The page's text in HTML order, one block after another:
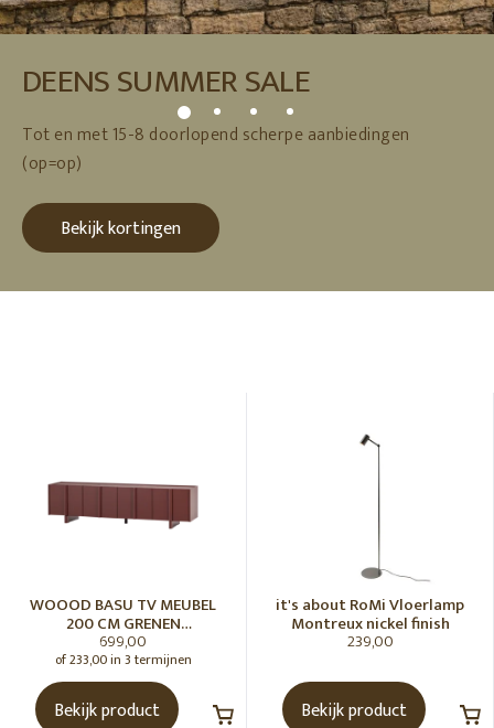
DEENS SUMMER SALE
Tot en met 15-8 doorlopend scherpe aanbiedingen
(op=op)
Bekijk kortingen
WOOOD BASU TV MEUBEL
200 CM GRENEN
BORDEAUXROOD [fsc]
699,00
of 233,00 in 3 termijnen
Bekijk product
it's about RoMi Vloerlamp
Montreux nickel finish
239,00
Bekijk product